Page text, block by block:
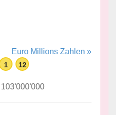
Euro Millions Zahlen »
1 12